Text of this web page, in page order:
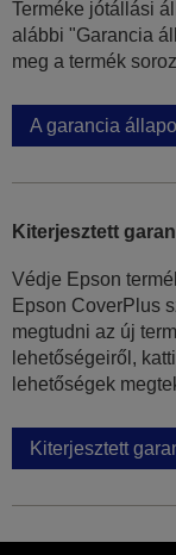
Terméke jótállási
alábbi "Garancia
meg a termék
A garancia
Kiterjesztett
Védje Epson
Epson CoverPlus
megtudni az új
lehetőségeiről,
lehetőségek
Kiterjesztett